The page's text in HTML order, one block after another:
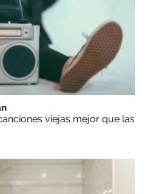
viejas mejor que las